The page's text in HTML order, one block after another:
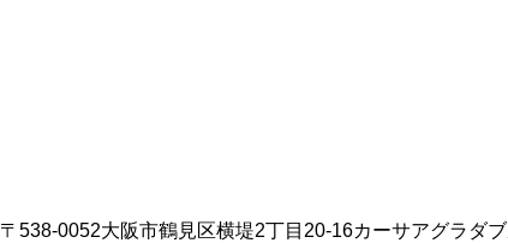
〒538-0052大阪市鶴見区横堤2丁目20-16カーサアグラダ